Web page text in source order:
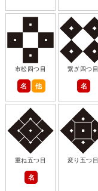
市松四つ目
名 他
繋ぎ四つ目
名
重ね五つ目
名
変り五つ目